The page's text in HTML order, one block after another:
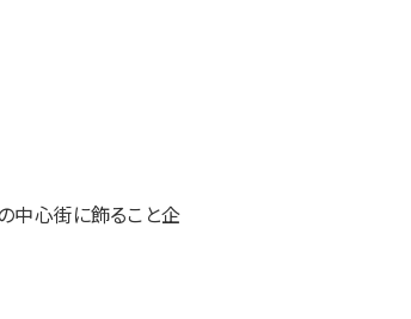
中心街に飾ること企